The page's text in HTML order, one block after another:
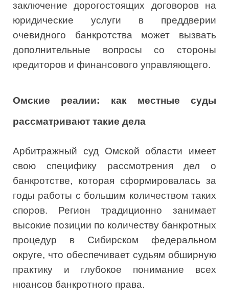
заключение дорогостоящих договоров на
юридические услуги в преддверии
очевидного банкротства может вызвать
дополнительные вопросы со стороны
кредиторов и финансового управляющего.
Омские реалии: как местные суды
рассматривают такие дела
Арбитражный суд Омской области имеет
свою специфику рассмотрения дел о
банкротстве, которая сформировалась за
годы работы с большим количеством таких
споров. Регион традиционно занимает
высокие позиции по количеству банкротных
процедур в Сибирском федеральном
округе, что обеспечивает судьям обширную
практику и глубокое понимание всех
нюансов банкротного права.